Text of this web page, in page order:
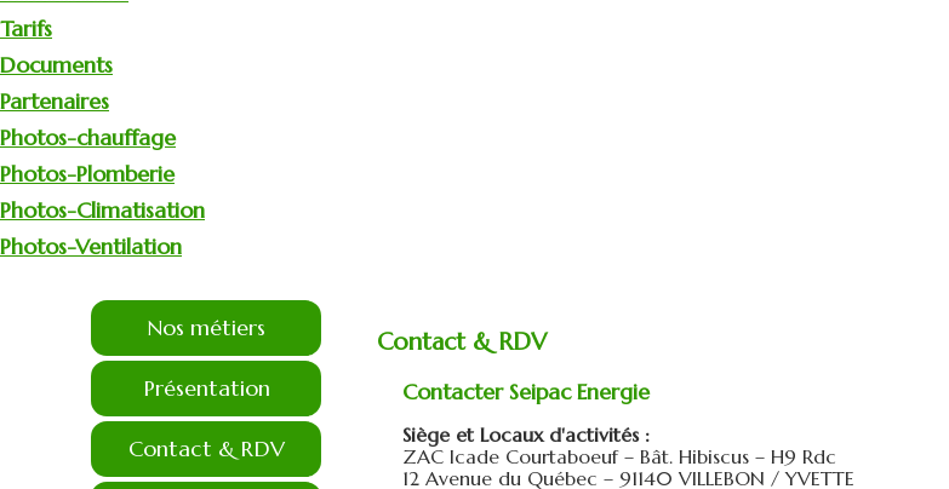
Tarifs
Documents
Partenaires
Photos-chauffage
Photos-Plomberie
Photos-Climatisation
Photos-Ventilation
Nos métiers
Présentation
Contact & RDV
Contact & RDV
Contacter Seipac Energie
Siège et Locaux d'activités :
ZAC Icade Courtaboeuf – Bât. Hibiscus – H9 Rdc
12 Avenue du Québec – 91140 VILLEBON / YVETTE